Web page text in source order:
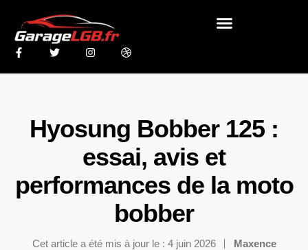
Hyosung Bobber 125 :
essai, avis et
performances de la moto
bobber
Cet article a été mis à jour le : 4 juin 2026 Maxence